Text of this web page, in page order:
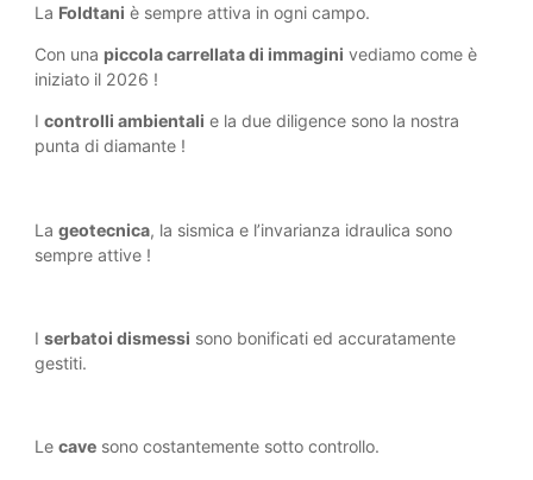
La Foldtani è sempre attiva in ogni campo.
Con una piccola carrellata di immagini vediamo come è
iniziato il 2026 !
Icontrolli ambientali e la due diligence sono la nostra
punta di diamante !
Lageotecnica, la sismica e l’invarianza idraulica sono
sempre attive !
Iserbatoi dismessi sono bonificati ed accuratamente
gestiti.
Lecave sono costantemente sotto controllo.